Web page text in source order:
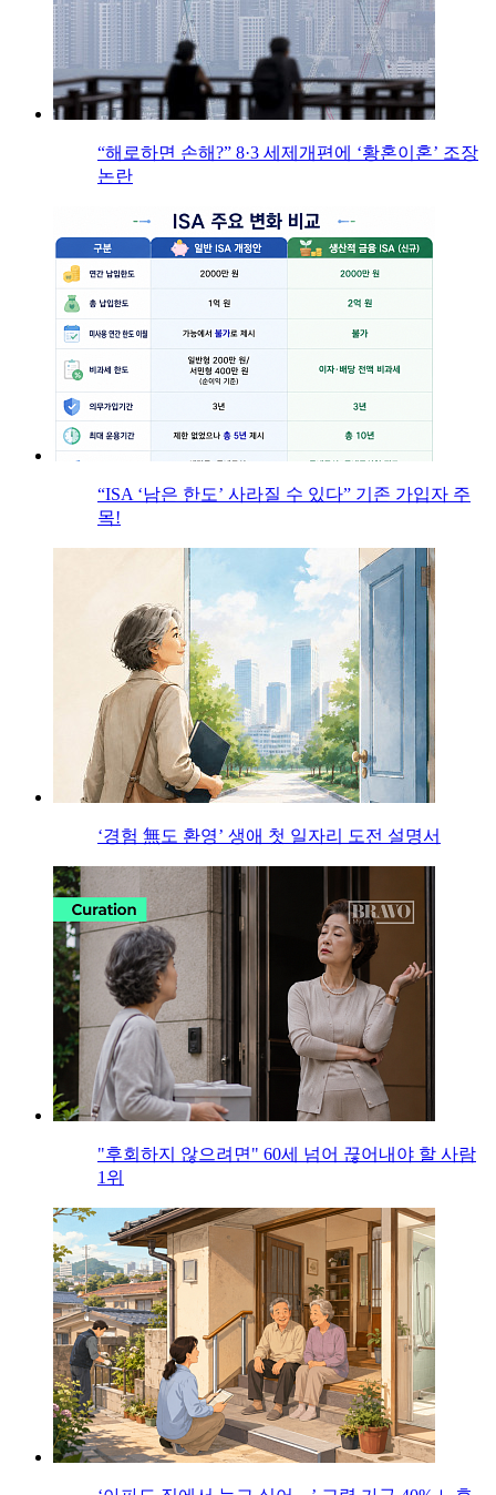
“해로하면 손해?” 8·3 세제개편에 ‘황혼이혼’ 조장
논란
“ISA ‘남은 한도’ 사라질 수 있다” 기존 가입자 주
목!
‘경험 無도 환영’ 생애 첫 일자리 도전 설명서
"후회하지 않으려면" 60세 넘어 끊어내야 할 사람
1위